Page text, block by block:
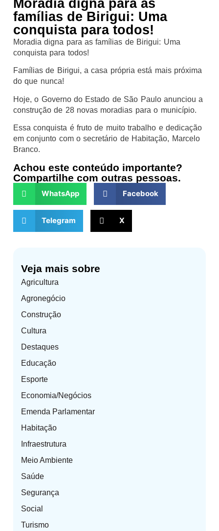
Veja mais sobre
Agricultura
Agronegócio
Construção
Cultura
Destaques
Educação
Esporte
Economia/Negócios
Emenda Parlamentar
Habitação
Infraestrutura
Meio Ambiente
Saúde
Segurança
Social
Turismo
Moradia digna para as
famílias de Birigui: Uma
conquista para todos!
Moradia digna para as famílias de Birigui: Uma
conquista para todos!
Famílias de Birigui, a casa própria está mais próxima
do que nunca!
Hoje, o Governo do Estado de São Paulo anunciou a
construção de 28 novas moradias para o município.
Essa conquista é fruto de muito trabalho e dedicação
em conjunto com o secretário de Habitação, Marcelo
Branco.
Achou este conteúdo importante?
Compartilhe com outras pessoas.
WhatsApp Facebook
Telegram X